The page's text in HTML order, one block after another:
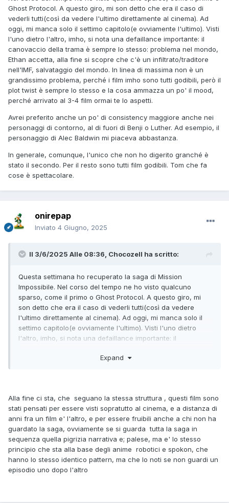
Ghost Protocol. A questo giro, mi son detto che era il caso di
vederli tutti(così da vedere l'ultimo direttamente al cinema). Ad
oggi, mi manca solo il settimo capitolo(e ovviamente l'ultimo). Visti
l'uno dietro l'altro, imho, si nota una defaillance importante: il
canovaccio della trama è sempre lo stesso: problema nel mondo,
Ethan accetta, alla fine si scopre che c'è un infiltrato/traditore
nell'IMF, salvataggio del mondo. In linea di massima non è un
grandissimo problema, perché i film imho sono tutti godibili, però il
plot twist è sempre lo stesso e la cosa ammazza un po' il mood,
perché arrivato al 3-4 film ormai te lo aspetti.
Avrei preferito anche un po' di consistency maggiore anche nei
personaggi di contorno, al di fuori di Benji o Luther. Ad esempio, il
personaggio di Alec Baldwin mi piaceva abbastanza.
In generale, comunque, l'unico che non ho digerito granché è
stato il secondo. Per il resto sono tutti film godibili. Tom che fa
cose è spettacolare.
onirepap
Inviato 4 Giugno, 2025
Il 3/6/2025 Alle 08:36, Chocozell ha scritto:
Questa settimana ho recuperato la saga di Mission
Impossibile. Nel corso del tempo ne ho visto qualcuno
sparso, come il primo o Ghost Protocol. A questo giro, mi
son detto che era il caso di vederli tutti(così da vedere
l'ultimo direttamente al cinema). Ad oggi, mi manca solo il
settimo capitolo(e ovviamente l'ultimo). Visti l'uno dietro
l'altro, imho, si nota una defaillance importante: il
mondo, Ethan accetta, alla fine si scopre che c'è un
cosa ammazza un po' il mood, perché arrivato al 3-4 film
ormai te lo aspetti.
Avrei preferito anche un po' di consistency maggiore anche
nei personaggi di contorno, al di fuori di Benji o Luther. Ad
esempio, il personaggio di Alec Baldwin mi piaceva
abbastanza.
In generale, comunque, l'unico che non ho digerito granché
Expand
Alla fine ci sta, che seguano la stessa struttura , questi film sono
stati pensati per essere visti sopratutto al cinema, e a distanza di
anni fra un film e' l'altro, e per essere fruibili anche a chi non ha
guardato la saga, ovviamente se si guarda tutta la saga in
sequenza quella pigrizia narrativa e; palese, ma e' lo stesso
principio che sta alla base degli anime robotici e spokon, che
hanno lo stesso identico pattern, ma che lo noti se non guardi un
episodio uno dopo l'altro